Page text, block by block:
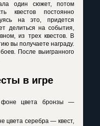
один сюжет, потом
квестов постоянно
на это, придется
делиться на события,
из трех квестов. В
вы получаете награду.
После выигранного
в игре
фоне цвета бронзы —
цвета серебра — квест,